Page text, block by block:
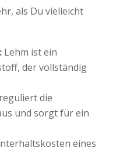
als Du vielleicht
Lehm ist ein
der vollständig
die
und sorgt für ein
eines